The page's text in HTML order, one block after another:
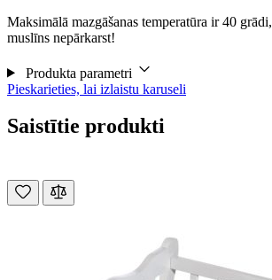
Maksimālā mazgāšanas temperatūra ir 40
muslīns nepārkarst!
Produkta parametri
Pieskarieties, lai izlaistu karuseli
Saistītie produkti